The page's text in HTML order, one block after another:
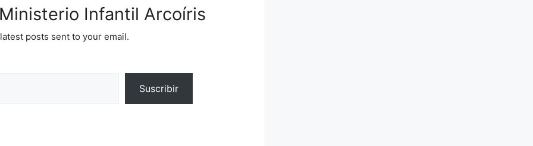
Infantil Arcoíris
posts sent to your email.
Suscribir